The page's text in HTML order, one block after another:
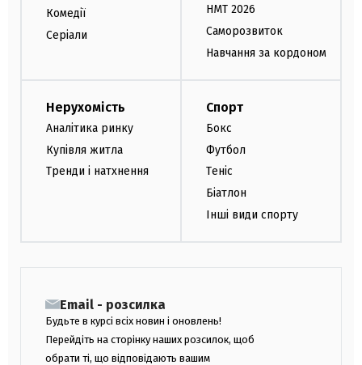
Комедії
Серіали
НМТ 2026
Саморозвиток
Навчання за кордоном
Нерухомість
Аналітика ринку
Купівля житла
Тренди і натхнення
Спорт
Бокс
Футбол
Теніс
Біатлон
Інші види спорту
Email - розсилка
Будьте в курсі всіх новин і оновлень!
Перейдіть на сторінку наших розсилок, щоб
обрати ті, що відповідають вашим